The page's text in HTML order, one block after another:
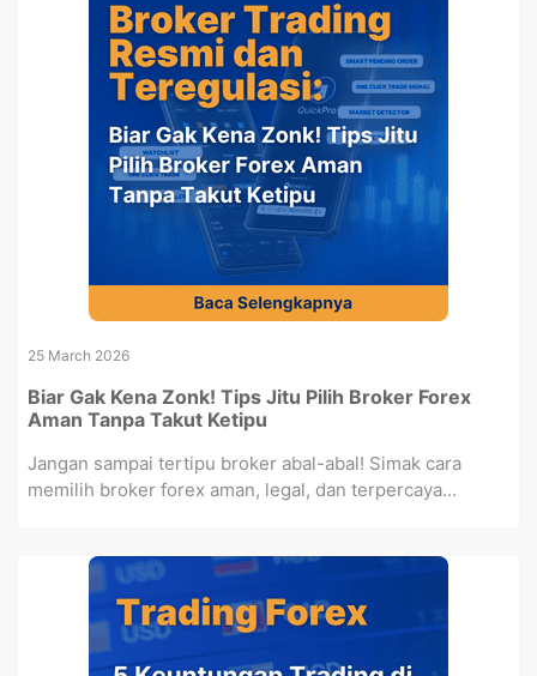
25 March 2026
Biar Gak Kena Zonk! Tips Jitu Pilih Broker Forex
Aman Tanpa Takut Ketipu
Jangan sampai tertipu broker abal-abal! Simak cara
memilih broker forex aman, legal, dan terpercaya...